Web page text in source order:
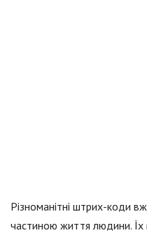
Різноманітні штрих-коди
частиною життя людини. Їх